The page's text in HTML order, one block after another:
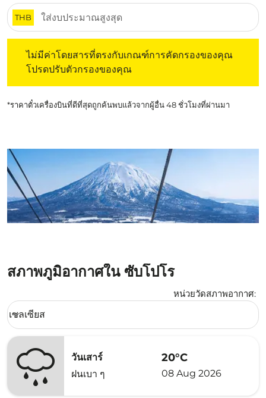
THB
ไม่มีค่าโดยสารที่ตรงกับเกณฑ์การคัดกรองของคุณ
โปรดปรับตัวกรองของคุณ
*ราคาตั๋วเครื่องบินที่ดีที่สุดถูกค้นพบแล้วจากผู้อื่น 48 ชั่วโมงที่ผ่านมา
สภาพภูมิอากาศใน ซับโปโร
หน่วยวัดสภาพอากาศ:
Weather unit option เซลเซียส Selected
เซลเซียส
keyboard_arrow_down
วันเสาร์
ฝนเบา ๆ
20°C
08 Aug 2026